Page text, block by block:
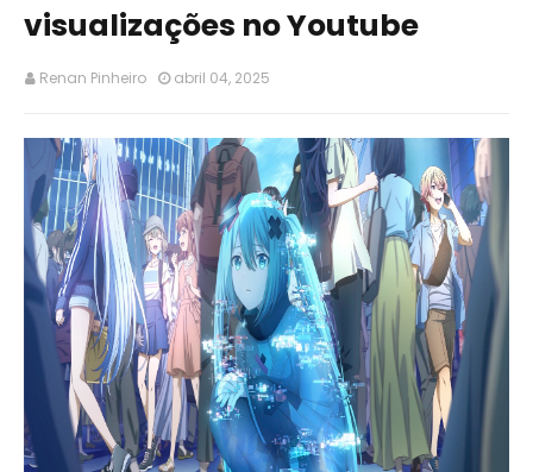
visualizações no Youtube
Renan Pinheiro abril 04, 2025